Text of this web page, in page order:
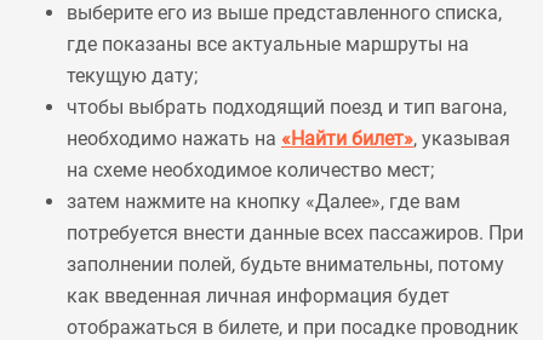
выберите его из выше представленного списка,
где показаны все актуальные маршруты на
текущую дату;
чтобы выбрать подходящий поезд и тип вагона,
необходимо нажать на «Найти билет», указывая
на схеме необходимое количество мест;
затем нажмите на кнопку «Далее», где вам
потребуется внести данные всех пассажиров. При
заполнении полей, будьте внимательны, потому
как введенная личная информация будет
отображаться в билете, и при посадке проводник